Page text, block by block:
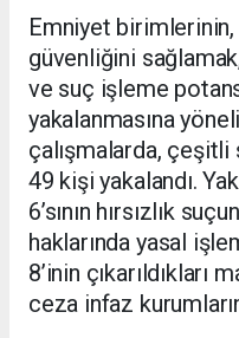
Emniyet birimlerinin,
güvenliğini
ve suç işleme
yakalanmasına
çalışmalarda,
49 kişi yakalandı.
6’sının hırsızlık
haklarında yasal
8’inin çıkarıldıkları
ceza infaz